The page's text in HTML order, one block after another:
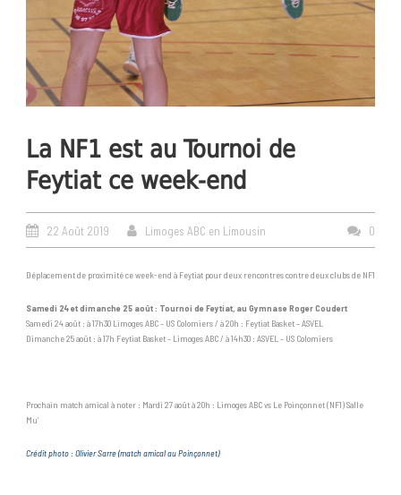
La NF1 est au Tournoi de
Feytiat ce week-end
22 Août 2019 Limoges ABC en Limousin 0
Déplacement de proximité ce week-end à Feytiat pour deux rencontres contre deux clubs de NF1
Samedi 24 et dimanche 25 août : Tournoi de Feytiat, au Gymnase Roger Coudert
Samedi 24 août : à 17h30 Limoges ABC – US Colomiers / à 20h : Feytiat Basket – ASVEL
Dimanche 25 août : à 17h Feytiat Basket – Limoges ABC / à 14h30 : ASVEL – US Colomiers
Prochain match amical à noter : Mardi 27 août à 20h : Limoges ABC vs Le Poinçonnet (NF1) Salle
Mu’
Crédit photo : Olivier Sarre (match amical au Poinçonnet)